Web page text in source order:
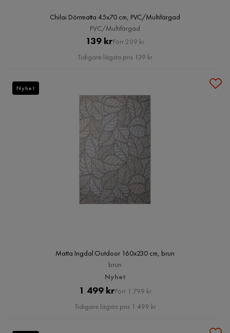
Chilai Dörrmatta 45x70 cm, PVC/Multifärgad
PVC/Multifärgad
Pris
139 krOriginal
Pris
Förr 209 kr
Tidigare lägsta pris 139 kr
Matta Ingdal Outdoor 160x230 cm, brun
brun
Nyhet
Pris
1 499 krOriginal
Pris
Förr 1 799 kr
Tidigare lägsta pris 1 499 kr
Nyhet